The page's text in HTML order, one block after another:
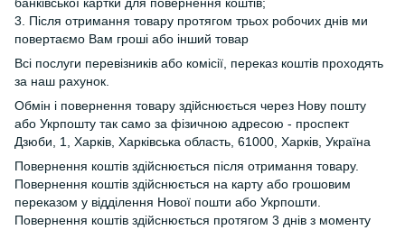
банківської картки для повернення коштів;
3. Після отримання товару протягом трьох робочих днів ми
повертаємо Вам гроші або інший товар
Всі послуги перевізників або комісії, переказ коштів проходять
за наш рахунок.
Обмін і повернення товару здійснюється через Нову пошту
або Укрпошту так само за фізичною адресою - проспект
Дзюби, 1, Харків, Харківська область, 61000, Харків, Україна
Повернення коштів здійснюється після отримання товару.
Повернення коштів здійснюється на карту або грошовим
переказом у відділення Нової пошти або Укрпошти.
Повернення коштів здійснюється протягом 3 днів з моменту